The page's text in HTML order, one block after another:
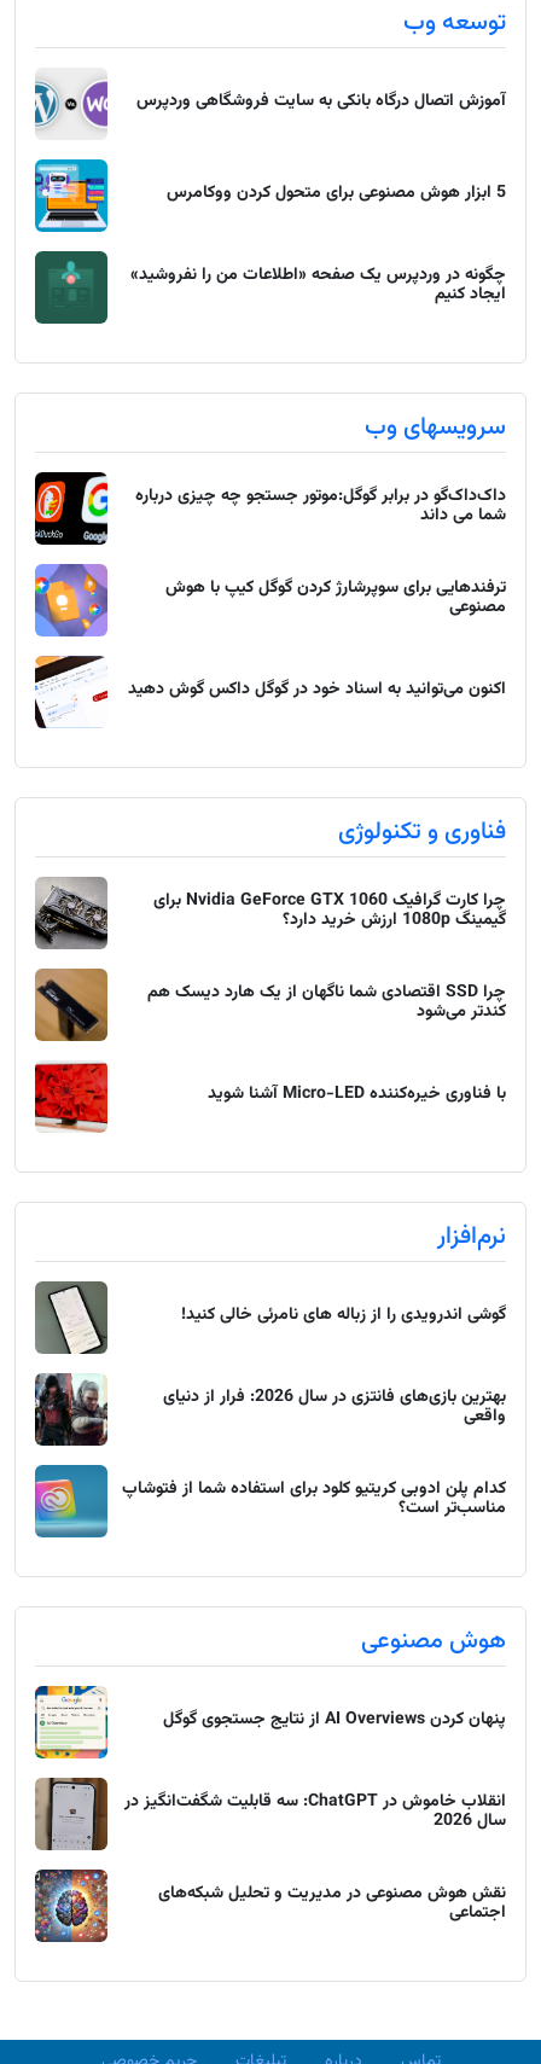
توسعه وب
آموزش اتصال درگاه بانکی به سایت فروشگاهی وردپرس
5 ابزار هوش مصنوعی برای متحول کردن ووکامرس
چگونه در وردپرس یک صفحه «اطلاعات من را نفروشید»
ایجاد کنیم
سرویسهای وب
داک‌داک‌گو در برابر گوگل:موتور جستجو چه چیزی درباره
شما می داند
ترفندهایی برای سوپرشارژ کردن گوگل کیپ با هوش
مصنوعی
اکنون می‌توانید به اسناد خود در گوگل داکس گوش دهید
فناوری و تکنولوژی
چرا کارت گرافیک Nvidia GeForce GTX 1060 برای
گیمینگ 1080p ارزش خرید دارد؟
چرا SSD اقتصادی شما ناگهان از یک هارد دیسک هم
کندتر می‌شود
با فناوری خیره‌کننده Micro-LED آشنا شوید
نرم‌افزار
گوشی اندرویدی را از زباله های نامرئی خالی کنید!
بهترین بازی‌های فانتزی در سال 2026: فرار از دنیای
واقعی
کدام پلن ادوبی کریتیو کلود برای استفاده شما از فتوشاپ
مناسب‌تر است؟
هوش مصنوعی
پنهان کردن AI Overviews از نتایج جستجوی گوگل
انقلاب خاموش در ChatGPT: سه قابلیت شگفت‌انگیز در
سال 2026
نقش هوش مصنوعی در مدیریت و تحلیل شبکه‌های
اجتماعی